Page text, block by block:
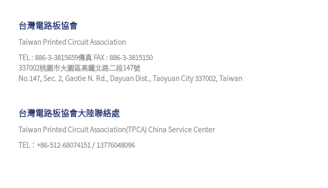
台灣電路板協會
Taiwan Printed Circuit Association
TEL : 886-3-3815659傳真 FAX : 886-3-3815150
337002桃園市大園區高鐵北路二段147號
No.147, Sec. 2, Gaotie N. Rd., Dayuan Dist., Taoyuan City 337002, Taiwan
台灣電路板協會大陸聯絡處
Taiwan Printed Circuit Association(TPCA) China Service Center
TEL：+86-512-68074151 / 13776048096